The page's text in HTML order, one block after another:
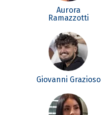
Aurora
Ramazzotti
Giovanni Grazioso